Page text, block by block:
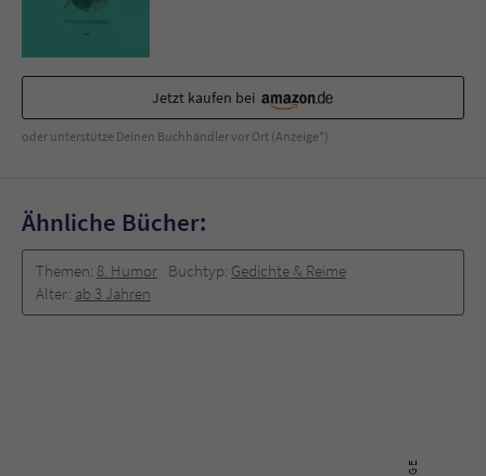
Jetzt kaufen bei
oder unterstütze Deinen Buchhändler vor Ort (Anzeige*)
Ähnliche Bücher:
Themen: 8. Humor Buchtyp: Gedichte & Reime
Alter: ab 3 Jahren